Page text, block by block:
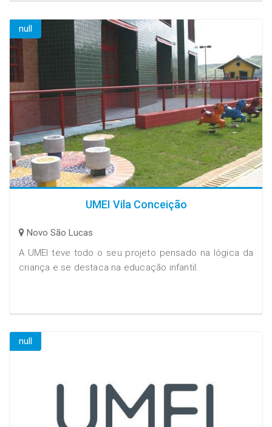
null
UMEI Vila Conceição
Novo São Lucas
A UMEI teve todo o seu projeto pensado na lógica da
criança e se destaca na educação infantil.
null